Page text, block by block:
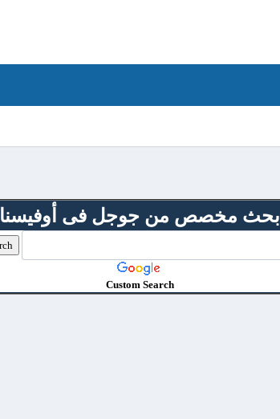
بحث مخصص من جوجل فى أوفيسنا
Custom Search